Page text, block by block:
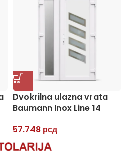
Dvokrilna ulazna vrata
Baumann Inox Line 14
57.748 рсд